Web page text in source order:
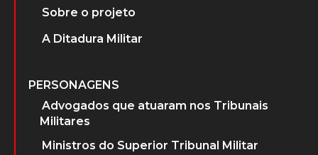
Sobre o projeto
A Ditadura Militar
PERSONAGENS
Advogados que atuaram nos Tribunais
Militares
Ministros do Superior Tribunal Militar